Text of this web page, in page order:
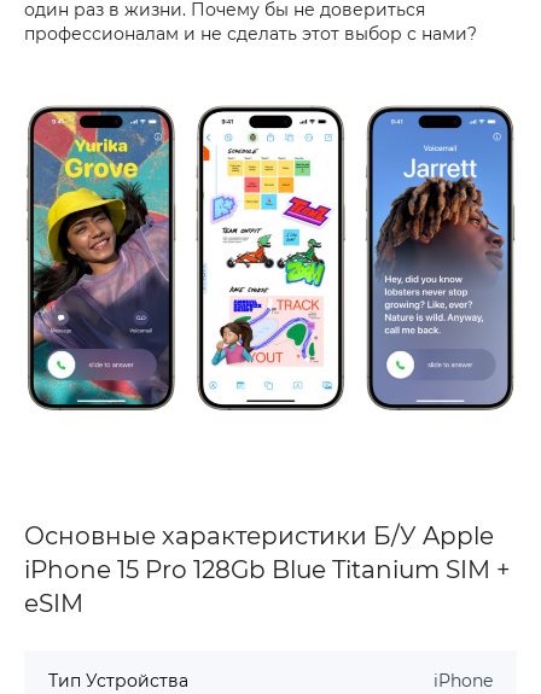
один раз в жизни. Почему бы не довериться
профессионалам и не сделать этот выбор с нами?
Основные характеристики Б/У Apple
iPhone 15 Pro 128Gb Blue Titanium SIM +
eSIM
Тип Устройства iPhone